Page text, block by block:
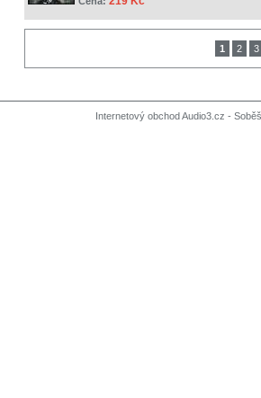
1 2 3
Internetový obchod Audio3.cz -